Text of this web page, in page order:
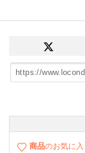
商品のお気に